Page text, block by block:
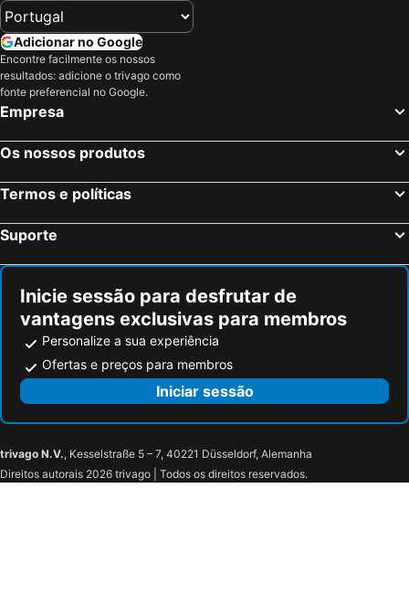
Adicionar no Google
Encontre facilmente os nossos
resultados: adicione o trivago como
fonte preferencial no Google.
Empresa
Os nossos produtos
Termos e políticas
Suporte
Inicie sessão para desfrutar de
vantagens exclusivas para membros
Personalize a sua experiência
Ofertas e preços para membros
Iniciar sessão
trivago N.V., Kesselstraße 5 – 7, 40221 Düsseldorf, Alemanha
Direitos autorais 2026 trivago | Todos os direitos reservados.